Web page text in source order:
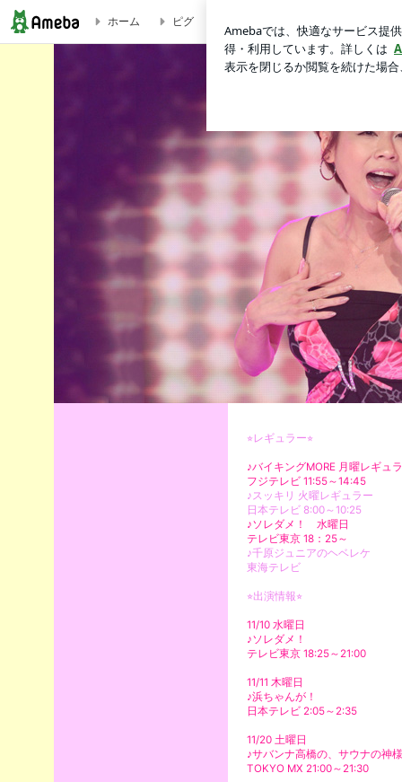
高橋真麻 オフィシャルブログ「マーサ！マーサ！タカハシマーサ！」Powered by
ホーム ピグ
⭐︎レギュラー⭐︎
♪バイキングMORE 月曜レギュ
フジテレビ 11:55～14:45
♪スッキリ 火曜レギュラー
日本テレビ 8:00～10:25
♪ソレダメ！ 水曜日
テレビ東京 18：25～
♪千原ジュニアのヘベレケ
東海テレビ
⭐︎出演情報⭐︎
11/10 水曜日
♪ソレダメ！
テレビ東京 18:25～21:00
11/11 木曜日
♪浜ちゃんが！
日本テレビ 2:05～2:35
11/20 土曜日
♪サバンナ高橋の、サウナの神様
TOKYO MX 21:00～21:30